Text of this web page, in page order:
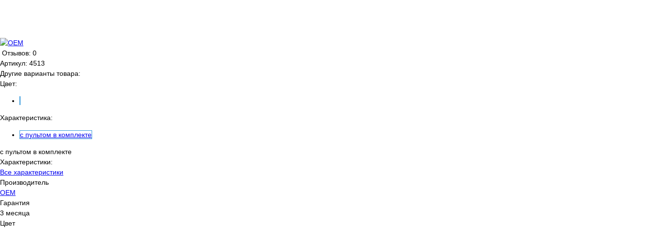
Отзывов: 0
Артикул: 4513
Другие варианты товара:
Цвет:
Характеристика:
с пультом в комплекте
с пультом в комплекте
Характеристики:
Все характеристики
Производитель
OEM
Гарантия
3 месяца
Цвет